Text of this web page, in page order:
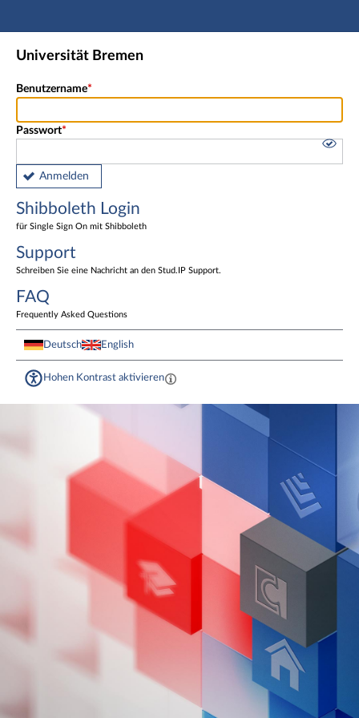
Hauptnavigation
Shibboleth Login
Universität Bremen
Benutzername
Passwort
Anmelden
Shibboleth Login
für Single Sign On mit Shibboleth
Support
Schreiben Sie eine Nachricht an den Stud.IP Support.
FAQ
Frequently Asked Questions
Deutsch English
Hohen Kontrast aktivieren